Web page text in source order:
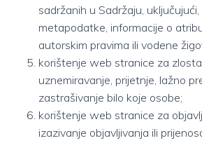
sadržanih u Sadržaju,
metapodatke, informacije o
autorskim pravima ili vodene
korištenje web stranice za
uznemiravanje, prijetnje, lažno
zastrašivanje bilo koje osobe;
korištenje web stranice za
izazivanje objavljivanja ili